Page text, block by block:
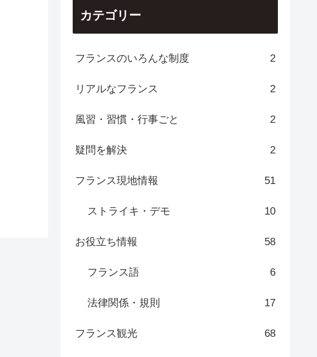
カテゴリー
フランスのいろんな制度 2
リアルなフランス 2
風習・習慣・行事ごと 2
疑問を解決 2
フランス現地情報 51
ストライキ・デモ 10
お役立ち情報 58
フランス語 6
法律関係・規則 17
フランス観光 68